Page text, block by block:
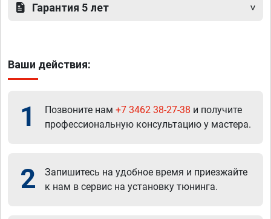
Гарантия 5 лет
Ваши действия:
1 Позвоните нам +7 3462 38-27-38 и получите
профессиональную консультацию у мастера.
2
Запишитесь на удобное время и приезжайте
к нам в сервис на установку тюнинга.